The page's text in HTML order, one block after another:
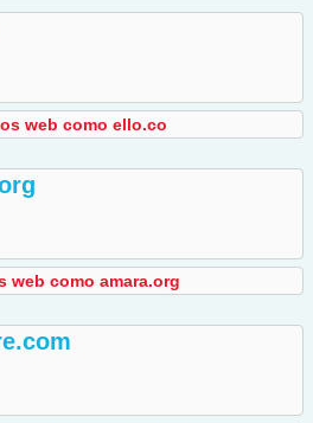
web como ello.co
web como amara.org